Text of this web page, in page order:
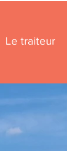
Le traiteur